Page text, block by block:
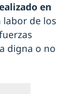
en
labor de los
digna o no